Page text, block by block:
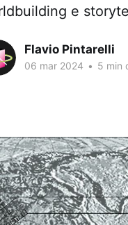
e
Flavio Pintarelli
06 mar 2024 • 5 min